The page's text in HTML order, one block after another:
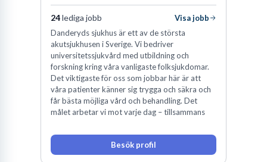
korsar varandra och de skånska vidderna breder ut sig, växer nya
möjligheter ständigt fram. Att utforska de lediga jobb som finns i
Eslöv är att upptäcka en arbetsmarknad med puls och variation,
där engagemang och kompetens värdesätts. Oavsett om du är en
erfaren specialist, nyutexaminerad eller söker en ny utmaning,
erbjuder Eslöv en välkomnande miljö att bygga din framtid i. Låt
oss tillsammans dyka ner i vad Eslövs arbetsmarknad har att
Eslövs arbetsmarknad: en översikt
24lediga jobb
Visa jobb
Danderyds sjukhus är ett av de största
akutsjukhusen i Sverige. Vi bedriver
universitetssjukvård med utbildning och
forskning kring våra vanligaste folksjukdomar.
Det viktigaste för oss som jobbar här är att
våra patienter känner sig trygga och säkra och
får bästa möjliga vård och behandling. Det
målet arbetar vi mot varje dag – tillsammans
Besök profil